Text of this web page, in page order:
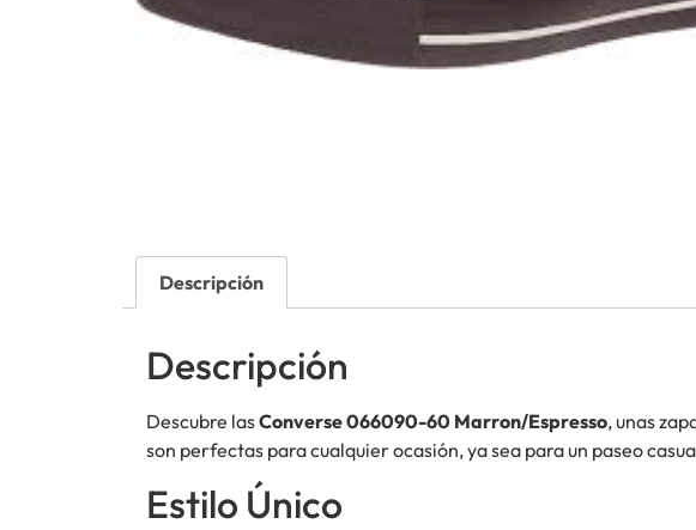
Descripción
Descripción
Descubre lasConverse 066090-60 Marron/Espresso, unas
son perfectas para cualquier ocasión, ya sea para un paseo
Estilo Único